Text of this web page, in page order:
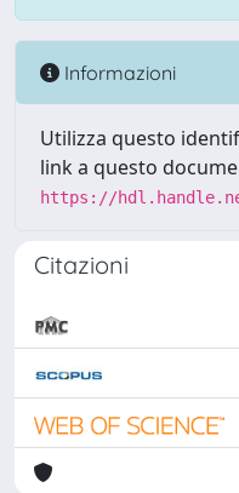
Informazioni
Utilizza questo
link a questo
https://
Citazioni